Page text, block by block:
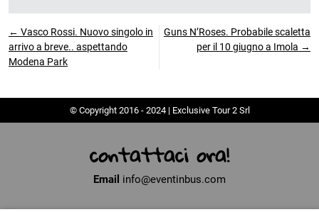
← Vasco Rossi. Nuovo singolo in
arrivo a breve.. aspettando
Modena Park
Guns N’Roses. Probabile scaletta
per il 10 giugno a Imola →
© Copyright 2016 - 2024 | Exclusive Tour 2 Srl
contattaci ora!
Email info@eventinbus.com